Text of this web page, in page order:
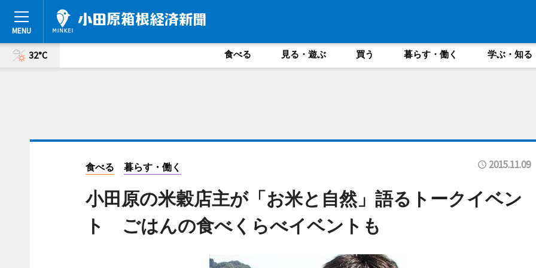
32°C 食べる 見る・遊ぶ 買う 暮らす・働く 学ぶ・知る
食べる 暮らす・働く 2015.11.09
小田原の米穀店主が「お米と自然」語るトークイベン
ト ごはんの食べくらべイベントも